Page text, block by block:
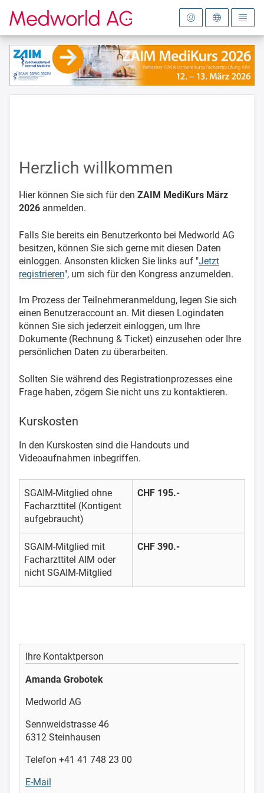
Zur Startseite
Herzlich willkommen
Hier können Sie sich für den ZAIM MediKurs März
2026 anmelden.
Falls Sie bereits ein Benutzerkonto bei Medworld AG
besitzen, können Sie sich gerne mit diesen Daten
einloggen. Ansonsten klicken Sie links auf "Jetzt
registrieren", um sich für den Kongress anzumelden.
Im Prozess der Teilnehmeranmeldung, legen Sie sich
einen Benutzeraccount an. Mit diesen Logindaten
können Sie sich jederzeit einloggen, um Ihre
Dokumente (Rechnung & Ticket) einzusehen oder Ihre
persönlichen Daten zu überarbeiten.
Sollten Sie während des Registrationprozesses eine
Frage haben, zögern Sie nicht uns zu kontaktieren.
Kurskosten
In den Kurskosten sind die Handouts und
Videoaufnahmen inbegriffen.
SGAIM-Mitglied ohne
Facharzttitel (Kontigent
aufgebraucht)
CHF 195.-
SGAIM-Mitglied mit
Facharzttitel AIM oder
nicht SGAIM-Mitglied
CHF 390.-
Ihre Kontaktperson
Amanda Grobotek
Medworld AG
Sennweidstrasse 46
6312 Steinhausen
Telefon +41 41 748 23 00
E-Mail